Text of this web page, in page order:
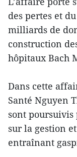
des pertes et
milliards de
construction
hôpitaux Bach
Dans cette
Santé Nguyen
sont
sur la gestion
entraînant